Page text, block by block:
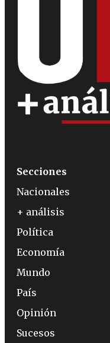
Secciones
Nacionales
+ análisis
Política
Economía
Mundo
País
Opinión
Sucesos